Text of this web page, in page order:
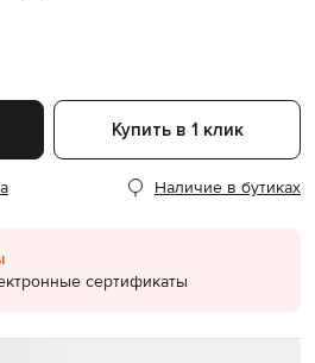
Купить в 1 клик
Наличие в бутиках
сертификаты